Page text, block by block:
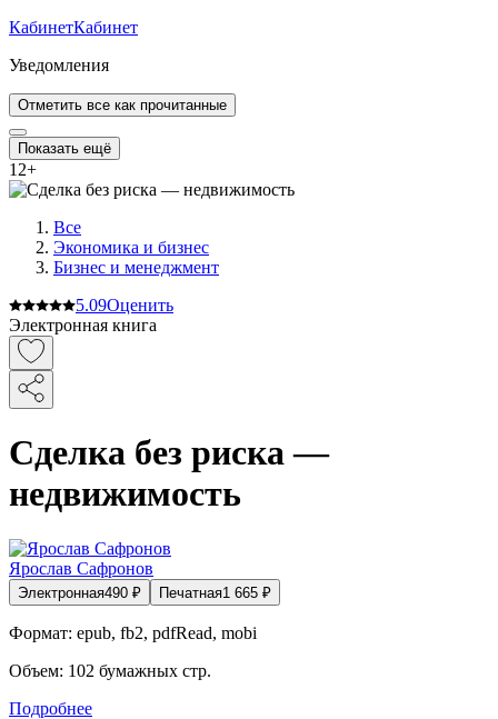
КабинетКабинет
Уведомления
Отметить все как прочитанные
Показать ещё
12+
Все
Экономика и бизнес
Бизнес и менеджмент
5.09Оценить
Электронная книга
Сделка без риска —
недвижимость
Ярослав Сафронов
Электронная490 ₽ Печатная1 665 ₽
Формат: epub, fb2, pdfRead, mobi
Объем: 102 бумажных стр.
Подробнее